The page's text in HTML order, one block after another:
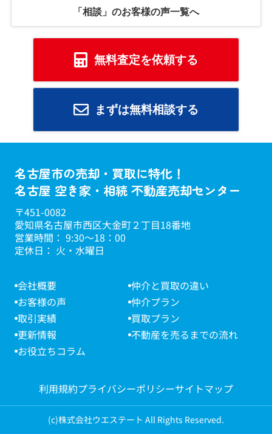
「相談」のお客様の声一覧へ
無料査定を依頼する
まずは無料相談する
名古屋市の売却・買取に特化！
名古屋 空き家・相続 不動産売却センター
〒451-0082
愛知県名古屋市西区大金町２丁目18番地
営業時間： 9:30～18：00
定休日： 火・水曜日
会社概要
仲介と買取の違い
お客様の声
仲介プラン
取引実績
買取プラン
更新情報
不動産を売るまでの流れ
お役立ちコラム
利用規約プライバシーポリシーサイトマップ
(c)株式会社ウエステート All Rights Reserved.